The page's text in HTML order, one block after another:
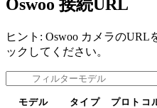
Oswoo 接続URL
ヒント: Oswoo カメラのURL
ックしてください。
モデル タイプ プロトコ